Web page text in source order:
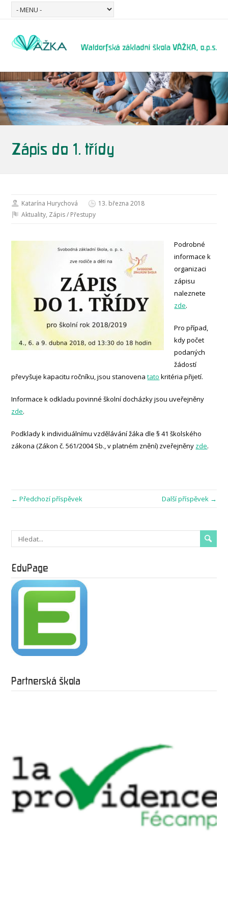
Zápis do 1. třídy
Katarína Hurychová
13. března 2018
Aktuality, Zápis / Přestupy
Podrobné
informace k
organizaci
zápisu
naleznete
zde.
Pro případ,
kdy počet
podaných
žádostí
převyšuje kapacitu ročníku, jsou stanovenatato kritéria přijetí.
Informace k odkladu povinné školní docházky jsou uveřejněny
zde.
Podklady k individuálnímu vzdělávání žáka dle § 41 školského
zákona (Zákon č. 561/2004 Sb., v platném znění) zveřejněny zde.
← Předchozí příspěvek Další příspěvek →
EduPage
Partnerská škola